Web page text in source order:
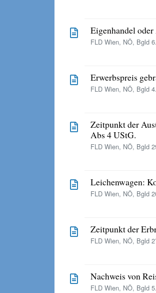
Eigenhandel
FLD Wien, NÖ, Bgld
Erwerbspreis
FLD Wien, NÖ, Bgld
Zeitpunkt der
Abs 4 UStG.
FLD Wien, NÖ, Bgld
Leichenwagen:
FLD Wien, NÖ, Bgld
Zeitpunkt der
FLD Wien, NÖ, Bgld
Nachweis von
FLD Wien, NÖ, Bgld